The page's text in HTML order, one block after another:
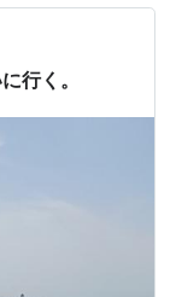
ヶ月でした。
像も出来ない
ーズの…
行く。